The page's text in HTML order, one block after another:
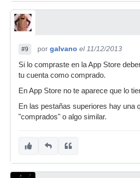
#9 por galvano el 11/12/2013
Si lo compraste en la App Store
tu cuenta como comprado.
En App Store no te aparece que lo
En las pestañas superiores hay una
"comprados" o algo similar.